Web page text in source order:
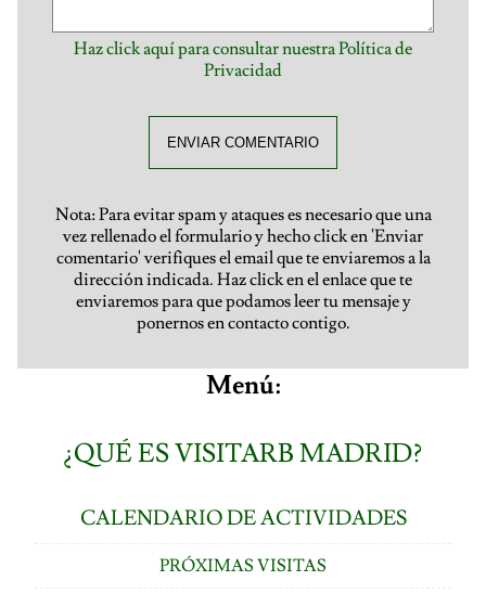
Haz click aquí para consultar nuestra Política de
Privacidad
ENVIAR COMENTARIO
Nota: Para evitar spam y ataques es necesario que una
vez rellenado el formulario y hecho click en 'Enviar
comentario' verifiques el email que te enviaremos a la
dirección indicada. Haz click en el enlace que te
enviaremos para que podamos leer tu mensaje y
ponernos en contacto contigo.
Menú:
¿QUÉ ES VISITARB MADRID?
CALENDARIO DE ACTIVIDADES
PRÓXIMAS VISITAS